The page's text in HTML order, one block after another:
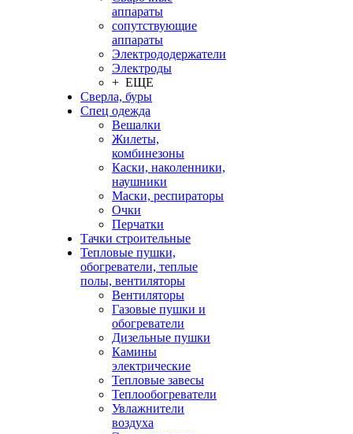
аппараты
сопутствующие
аппараты
Электрододержатели
Электроды
+ ЕЩЕ
Сверла, буры
Спец одежда
Вешалки
Жилеты,
комбинезоны
Каски, наколенники,
наушники
Маски, респираторы
Очки
Перчатки
Тачки строительные
Тепловые пушки,
обогреватели, теплые
полы, вентиляторы
Вентиляторы
Газовые пушки и
обогреватели
Дизельные пушки
Камины
электрические
Тепловые завесы
Теплообогреватели
Увлажнители
воздуха